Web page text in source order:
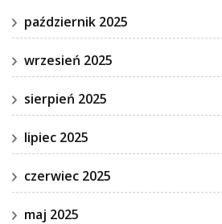
październik 2025
wrzesień 2025
sierpień 2025
lipiec 2025
czerwiec 2025
maj 2025